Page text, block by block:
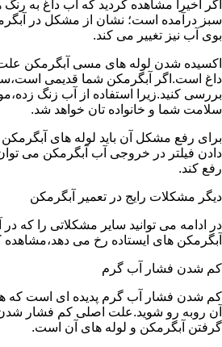
اگر اخیرا مشاهده کردید که آب داغ به
سبز درآمده است؛ نشان از مشکل در
بوی آب نیز تغییر می کند.
اکسیده شدن لوله های مسی آبگرمکن
داغ است.اگر آبگرمکن شما قدیمی
بررسی کنید.زیرا استفاده از آب زنگ
سلامت شما و خانواده تان خواهد شد.
برای رفع مشکل آن باید لوله های
دادن فیلتر در خروجی آب آبگرمکن می
رفع کند.
دیگر مشکلات رایج در تعمیر آبگرمکن
در ادامه می توانید سایر مشکلاتی را که
آبگرمکن های ایستاده رخ می دهد،مشاهده
کم شدن فشار آب گرم
کم شدن فشار آب گرم پدیده ای است که
آن روبه رو شوید.علت اصلی کم فشار
گرفتن آبگرمکن و لوله های آن است.